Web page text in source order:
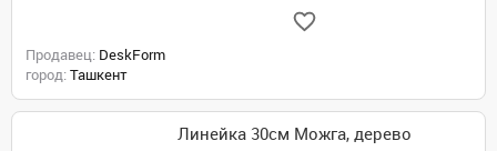
Продавец: DeskForm
город: Ташкент
Линейка 30см Можга, дерево